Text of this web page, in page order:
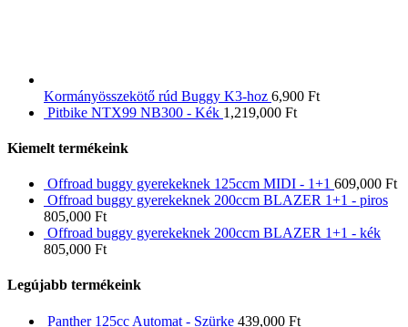
Kormányösszekötő rúd Buggy K3-hoz 6,900 Ft
Pitbike NTX99 NB300 - Kék 1,219,000 Ft
Kiemelt termékeink
Offroad buggy gyerekeknek 125ccm MIDI - 1+1 609,000 Ft
Offroad buggy gyerekeknek 200ccm BLAZER 1+1 - piros
805,000 Ft
Offroad buggy gyerekeknek 200ccm BLAZER 1+1 - kék
805,000 Ft
Legújabb termékeink
Panther 125cc Automat - Szürke 439,000 Ft